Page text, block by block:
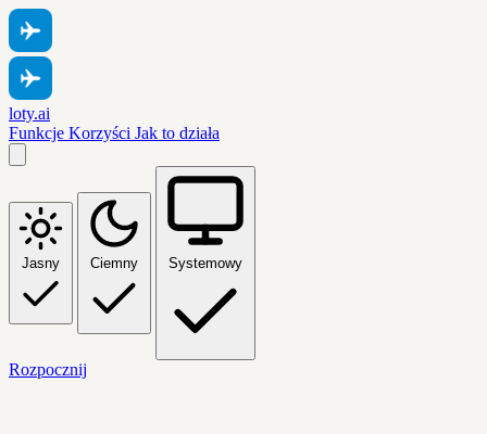
loty.ai
Funkcje Korzyści Jak to działa
Jasny Ciemny Systemowy
Rozpocznij